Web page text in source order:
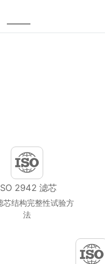
2942 滤芯
芯结构完整性试验方
法